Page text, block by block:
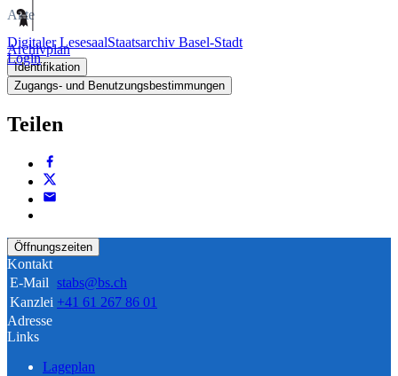
Digitaler LesesaalStaatsarchiv Basel-Stadt
Login
Akte
Archivplan
Identifikation
Zugangs- und Benutzungsbestimmungen
Teilen
Öffnungszeiten
Kontakt
E-Mail stabs@bs.ch
Kanzlei +41 61 267 86 01
Adresse
Links
Lageplan